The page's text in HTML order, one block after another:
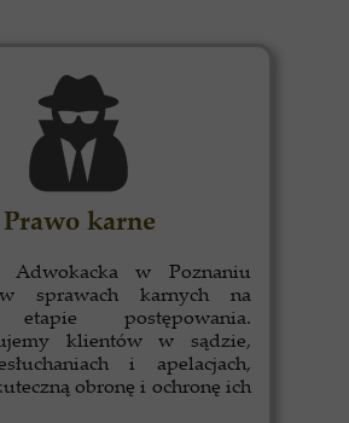
Prawo karne
Adwokacka w Poznaniu
sprawach karnych na
postępowania.
klientów w sądzie,
i apelacjach,
obronę i ochronę ich